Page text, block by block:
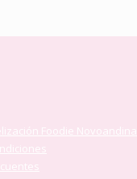
Foodie Novoandina